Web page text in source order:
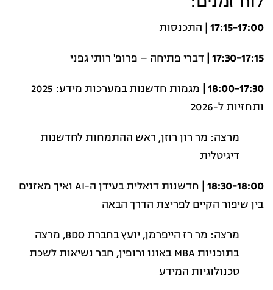
17:15-17:00 | התכנסות
17:30-17:15 | דברי פתיחה – פרופ' רותי גפני
18:00-17:30 |
מגמות חדשנות במערכות מידע: 2025
ותחזיות ל-2026
מרצה: מר רון רוזן, ראש ההתמחות לחדשנות
דיגיטלית
18:30-18:00 |
חדשנות דואלית בעידן ה-AI ואיך מאזנים
בין שיפור הקיים לפריצת הדרך הבאה
מרצה: מר רז הייפרמן, יועץ בחברת BDO, מרצה
בתוכניות MBA באונו ורופין, חבר נשיאות לשכת
טכנולוגיות המידע